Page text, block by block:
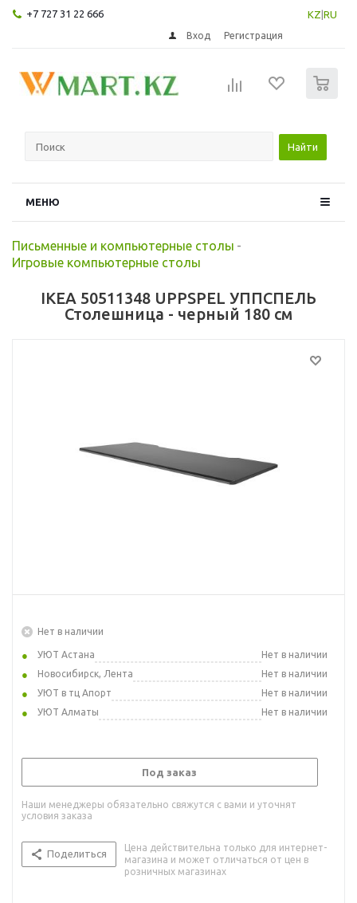
+7 727 31 22 666 KZ RU
Вход Регистрация
Найти
МЕНЮ
Письменные и компьютерные столы -
Игровые компьютерные столы
IKEA 50511348 UPPSPEL УППСПЕЛЬ
Столешница - черный 180 см
Нет в наличии
УЮТ Астана
Нет в наличии
Новосибирск, Лента
Нет в наличии
УЮТ в тц Апорт
Нет в наличии
УЮТ Алматы
Нет в наличии
Под заказ
Наши менеджеры обязательно свяжутся с вами и уточнят
условия заказа
Поделиться
Цена действительна только для интернет-
магазина и может отличаться от цен в
розничных магазинах